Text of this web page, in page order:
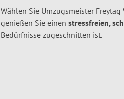
Wählen Sie Umzugsmeister
genießen Sie einen stressfreien,
Bedürfnisse zugeschnitten ist.